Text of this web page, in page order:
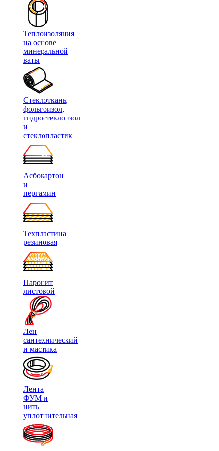
Теплоизоляция
на основе
минеральной
ваты
Стеклоткань,
фольгоизол,
гидростеклоизол
и
стеклопластик
Асбокартон
и
пергамин
Техпластина
резиновая
Паронит
листовой
Лен
сантехнический
и мастика
Лента
ФУМ и
нить
уплотнительная